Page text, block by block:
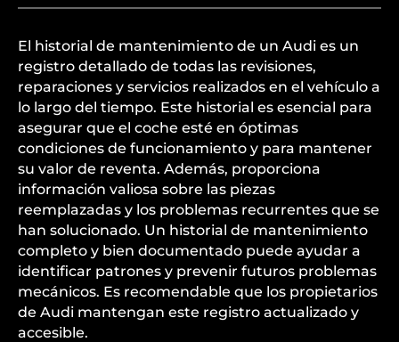
El historial de mantenimiento de un Audi es un
registro detallado de todas las revisiones,
reparaciones y servicios realizados en el vehículo a
lo largo del tiempo. Este historial es esencial para
asegurar que el coche esté en óptimas
condiciones de funcionamiento y para mantener
su valor de reventa. Además, proporciona
información valiosa sobre las piezas
reemplazadas y los problemas recurrentes que se
han solucionado. Un historial de mantenimiento
completo y bien documentado puede ayudar a
identificar patrones y prevenir futuros problemas
mecánicos. Es recomendable que los propietarios
de Audi mantengan este registro actualizado y
accesible.